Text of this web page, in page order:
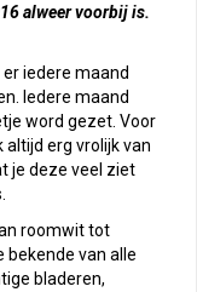
alweer voorbij is.
iedere maand
Iedere maand
word gezet. Voor
altijd erg vrolijk van
je deze veel ziet
roomwit tot
bekende van alle
bladeren,